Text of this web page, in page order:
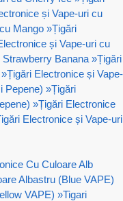
și Vape-uri cu
Mango »Țigări
și Vape-uri cu
Banana »Țigări
»Țigări Electronice și Vape-
Pepene) »Țigări
»Țigări Electronice
Electronice și Vape-uri
Cu Culoare Alb
Albastru (Blue VAPE)
VAPE) »Tigari